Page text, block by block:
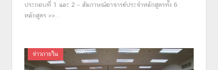
ประกอบที่ 1 และ 2 – สัมภาษณ์อาจารย์ประจำหลักสูตรทั้ง 6
หลักสูตร >>…
ข่าวภายใน